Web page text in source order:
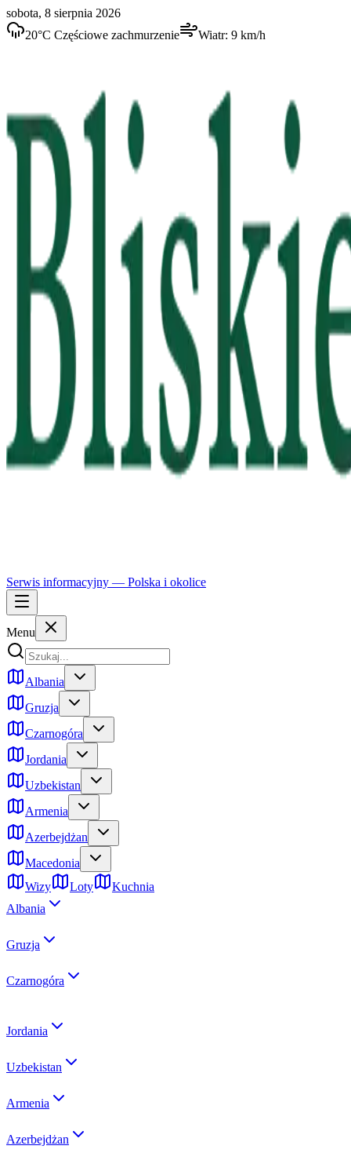
sobota, 8 sierpnia 2026
20°C Częściowe zachmurzenie Wiatr: 9 km/h
Serwis informacyjny — Polska i okolice
Menu
Albania
Gruzja
Czarnogóra
Jordania
Uzbekistan
Armenia
Azerbejdżan
Macedonia
Wizy
Loty
Kuchnia
Albania
Gruzja
Czarnogóra
Jordania
Uzbekistan
Armenia
Azerbejdżan